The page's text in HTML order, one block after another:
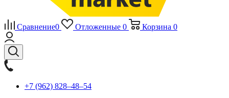
Сравнение0 Отложенные 0 Корзина 0
+7 (962) 828‒48‒54